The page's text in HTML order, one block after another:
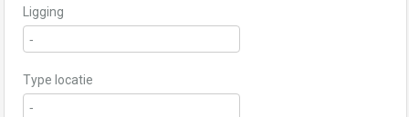
Ligging
Type locatie